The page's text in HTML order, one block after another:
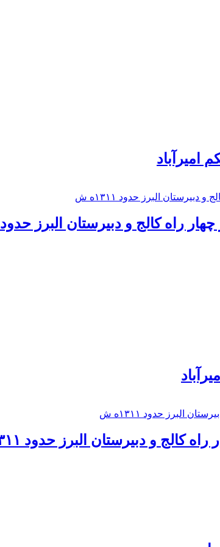
امیرآباد
كالج و دبيرستان البرز حدود ۱۳۱۱ه ش
و دبيرستان البرز حدود ۱۳۱۱ه ش